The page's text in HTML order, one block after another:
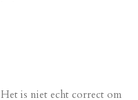
Het is niet echt correct om